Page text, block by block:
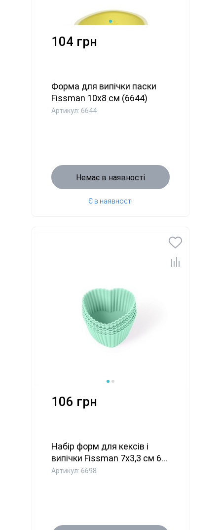
104 грн
Форма для випічки паски
Fissman 10x8 см (6644)
Артикул: 6644
Немає в наявності
Є в наявності
106 грн
Набір форм для кексів і
випічки Fissman 7х3,3 см 6...
Артикул: 6698